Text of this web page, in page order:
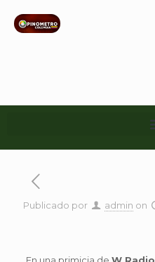
Publicado por admin on